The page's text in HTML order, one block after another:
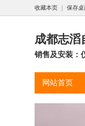
收藏本页 保存
成都志滔
销售及安装：
网站首页